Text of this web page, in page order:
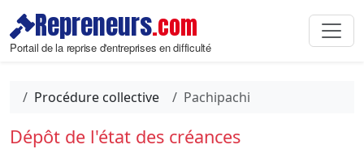
Repreneurs.com
Portail de la reprise d'entreprises en difficulté
Procédure collective Pachipachi
Dépôt de l'état des créances